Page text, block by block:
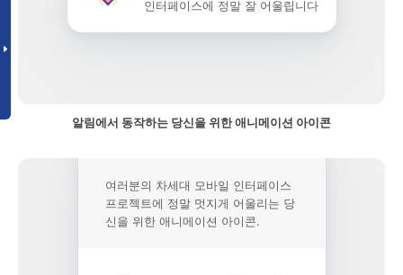
인터페이스에 정말 잘 어울립니다
알림에서 동작하는 당신을 위한 애니메이션 아이콘
여러분의 차세대 모바일 인터페이스
프로젝트에 정말 멋지게 어울리는 당
신을 위한 애니메이션 아이콘.